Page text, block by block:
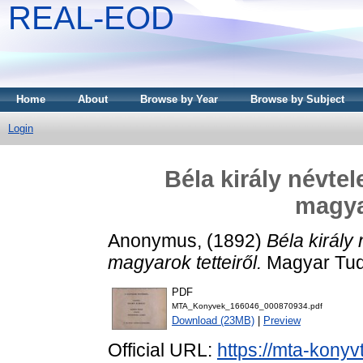
REAL-EOD
Home About Browse by Year Browse by Subject
Login
Béla király
Anonymus, (1892) Béla király
magyarok tetteiről. Magyar
PDF
MTA_Konyvek_166046_000870934.pdf
Download (23MB) Preview
Official URL: https://mta-